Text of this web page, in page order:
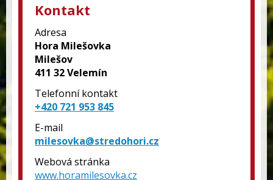
Kontakt
Adresa
Hora Milešovka
Milešov
411 32 Velemín
Telefonní kontakt
+420 721 953 845
E-mail
milesovka@stredohori.cz
Webová stránka
www.horamilesovka.cz